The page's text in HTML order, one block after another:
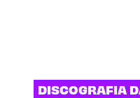
DISCOGRAFIA